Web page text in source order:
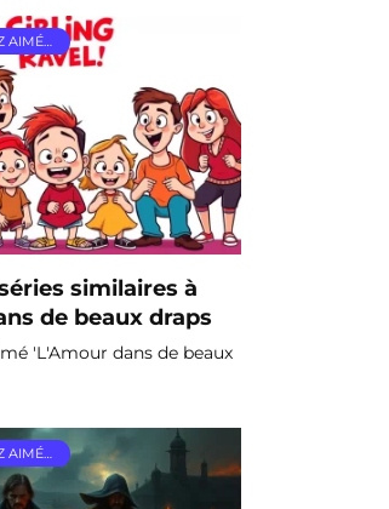
AIMÉ…
similaires à
de beaux draps
'L'Amour dans de beaux
AIMÉ…